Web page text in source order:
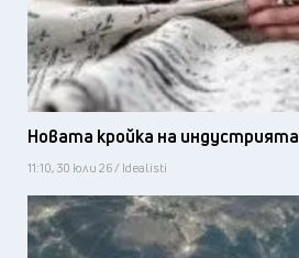
Новата кройка на индустрията
11:10, 30 юли 26 / Idealisti